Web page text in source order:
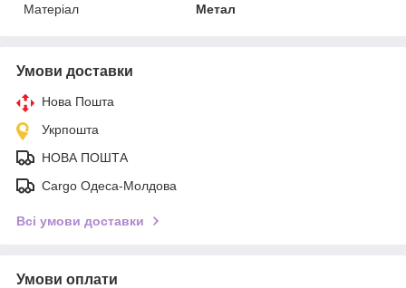
Матеріал
Метал
Умови доставки
Нова Пошта
Укрпошта
НОВА ПОШТА
Cargo Одеса-Молдова
Всі умови доставки
Умови оплати